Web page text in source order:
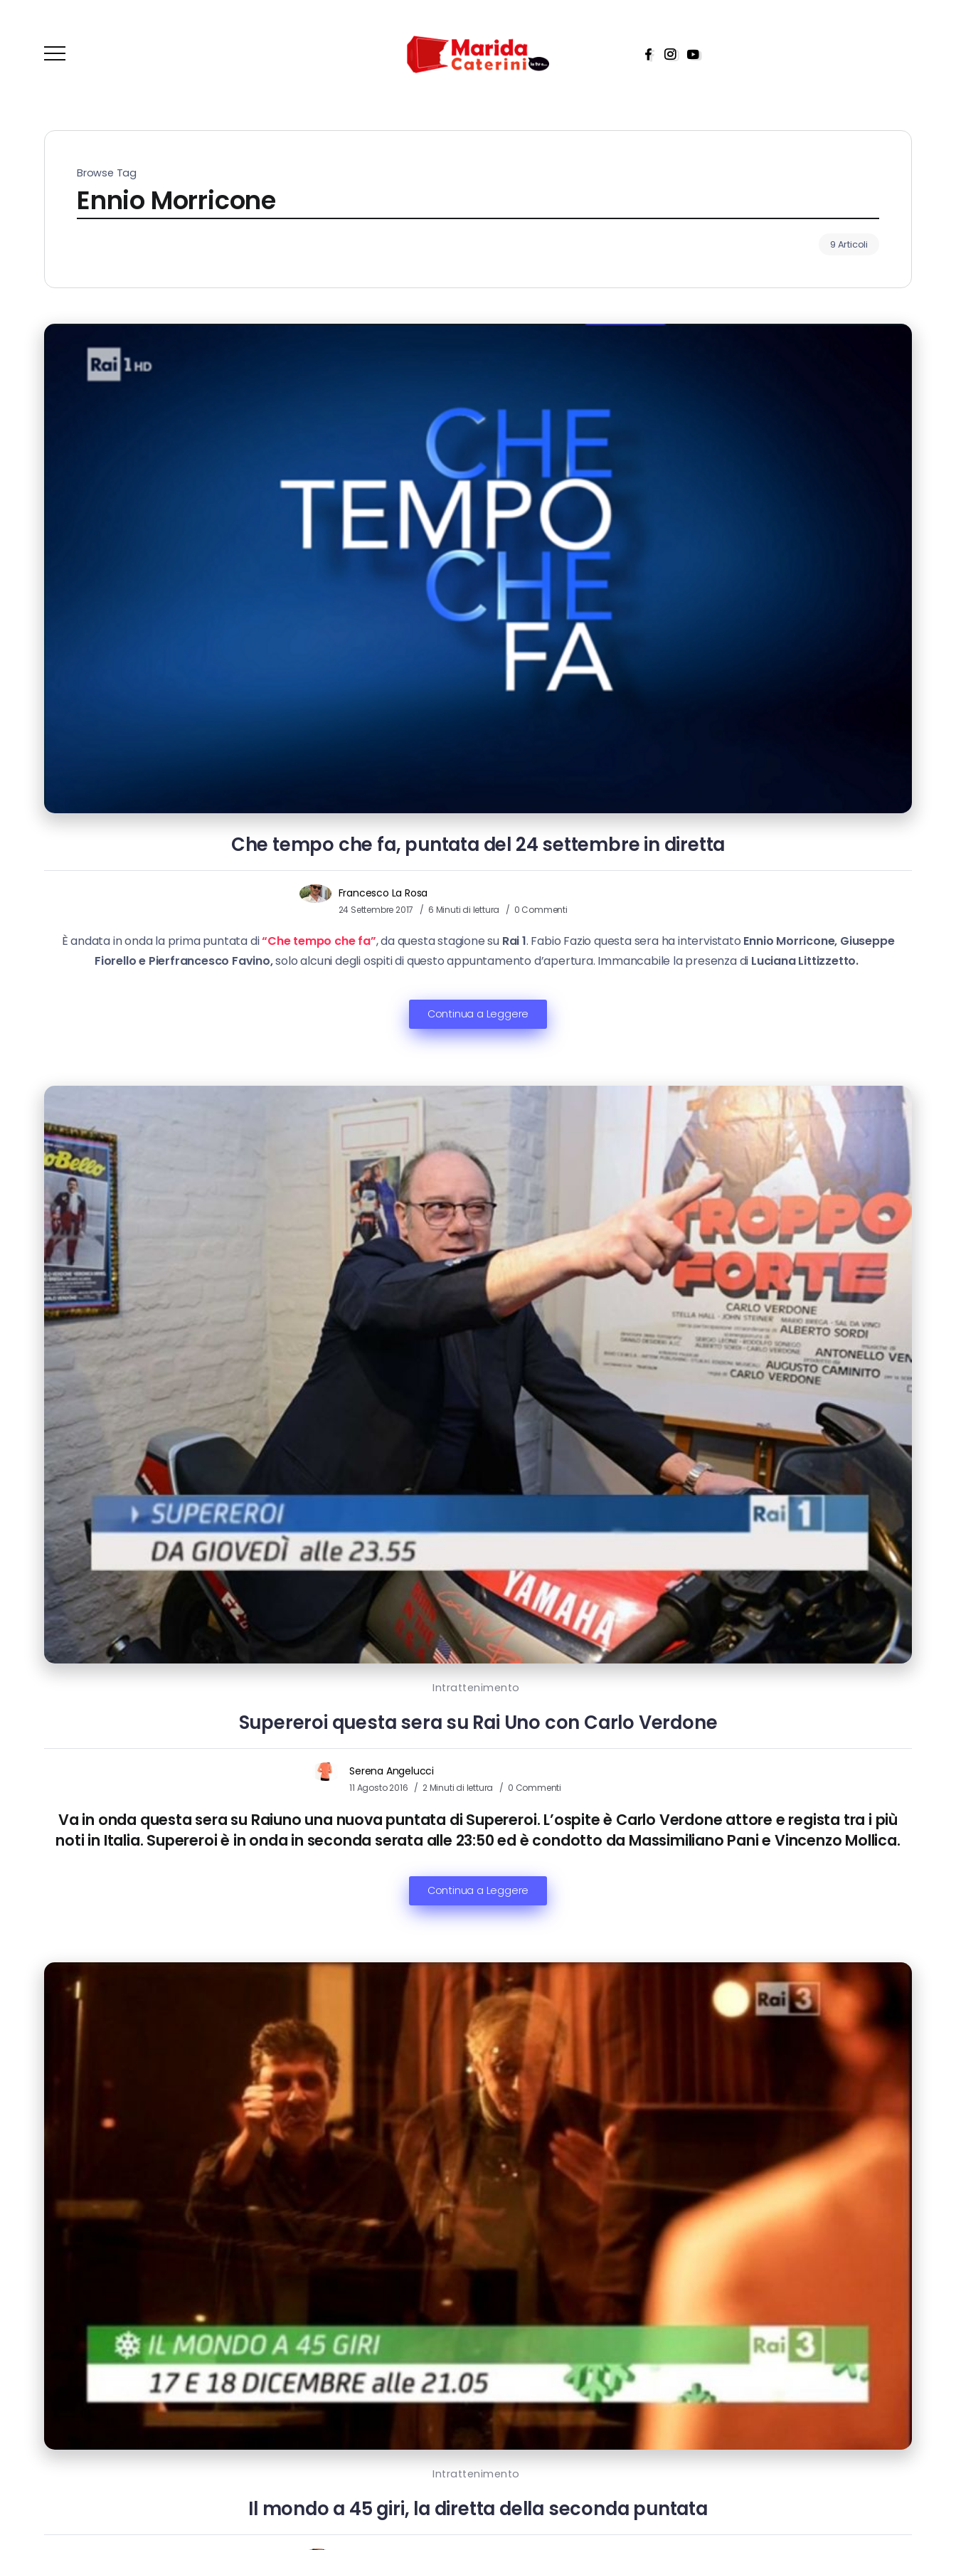
Browse Tag
Ennio Morricone
9 Articoli
Che tempo che fa, puntata del 24 settembre in diretta
Francesco La Rosa
24 Settembre 2017 6 Minuti di lettura 0 Commenti
È andata in onda la prima puntata di“Che tempo che fa”, da questa stagione su Rai 1. Fabio Fazio questa sera ha intervistato Ennio Morricone, Giuseppe
Fiorello e Pierfrancesco Favino,solo alcuni degli ospiti di questo appuntamento d’apertura. Immancabile la presenza di Luciana Littizzetto.
Continua a Leggere
Intrattenimento
Supereroi questa sera su Rai Uno con Carlo Verdone
Serena Angelucci
11 Agosto 2016 2 Minuti di lettura 0 Commenti
Va in onda questa sera su Raiuno una nuova puntata di Supereroi. L’ospite è Carlo Verdone attore e regista tra i più
noti in Italia. Supereroiè in onda in seconda serata alle 23:50 ed è condotto da Massimiliano PanieVincenzo Mollica.
Continua a Leggere
Intrattenimento
Il mondo a 45 giri, la diretta della seconda puntata